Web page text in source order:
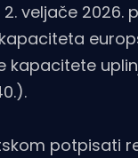
veljače
kapacitete